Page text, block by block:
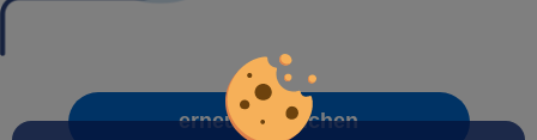
erneut versuchen